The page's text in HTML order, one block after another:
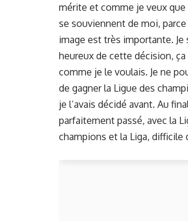
mérite et comme je veux
se souviennent de moi,
image est très importante. Je
heureux de cette décision, ça
comme je le voulais. Je ne
de gagner la Ligue des
je l’avais décidé avant. Au
parfaitement passé, avec la
champions et la Liga, difficile